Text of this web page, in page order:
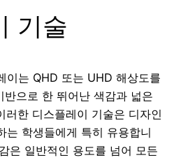
기술
이는 QHD 또는 UHD 해상도를
반으로 한 뛰어난 색감과 넓은
러한 디스플레이 기술은 디자인
는 학생들에게 특히 유용합니
은 일반적인 용도를 넘어 모든